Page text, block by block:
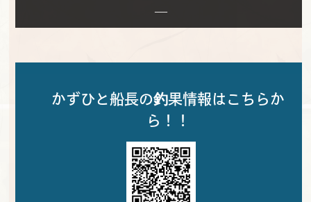
—
かずひと船長の釣果情報はこちらか
ら！！